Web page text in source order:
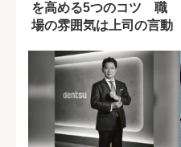
を高める5つのコツ 職
場の雰囲気は上司の言動